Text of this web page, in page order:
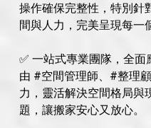
操作確保完整性，特別針
間與人力，完美呈現每一
✅ 一站式專業團隊，全面
由 #空間管理師、#整理
力，靈活解決空間格局與
題，讓搬家安心又放心。